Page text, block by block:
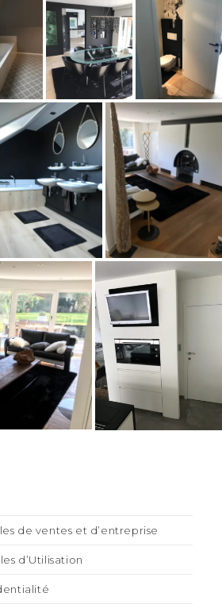
de ventes et d’entreprise
d’Utilisation